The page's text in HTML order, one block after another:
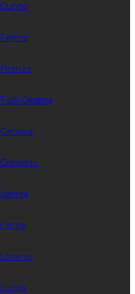
Cuneo
Fermo
Firenze
Forli-Cesena
Genova
Grosseto
Isernia
Lecce
Livorno
Lucca